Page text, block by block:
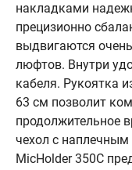
накладками
прецизионно
выдвигаются
люфтов. Внутри
кабеля. Рукоятка
63 см позволит
продолжительное
чехол с
MicHolder 350C